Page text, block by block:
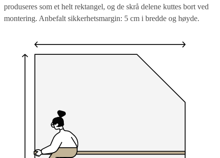
produseres som et helt rektangel, og de skrå delene kuttes bort ved
montering. Anbefalt sikkerhetsmargin: 5 cm i bredde og høyde.